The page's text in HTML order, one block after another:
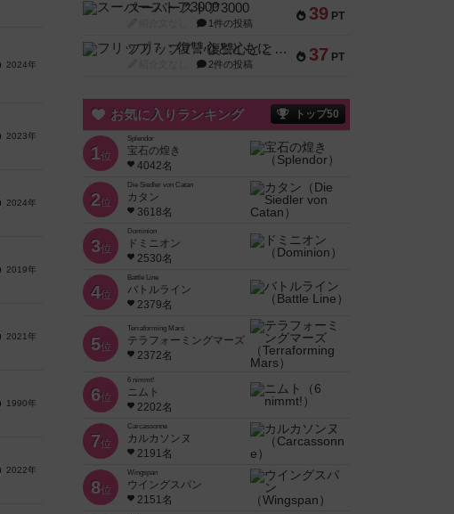
2024年
2023年
2024年
2019年
2021年
1990年
2022年
39 PT
スーパーストア3000
1件の投稿
37 PT
フリップ７：復讐心とともに
2件の投稿
お気に入りランキング トップ50
1位
Splendor
宝石の煌き
4042名
2位
Die Siedler von Catan
カタン
3618名
3位
Dominion
ドミニオン
2530名
4位
Battle Line
バトルライン
2379名
5位
Terraforming Mars
テラフォーミングマーズ
2372名
6位
6 nimmt!
ニムト
2202名
7位
Carcassonne
カルカソンヌ
2191名
8位
Wingspan
ウイングスパン
2151名